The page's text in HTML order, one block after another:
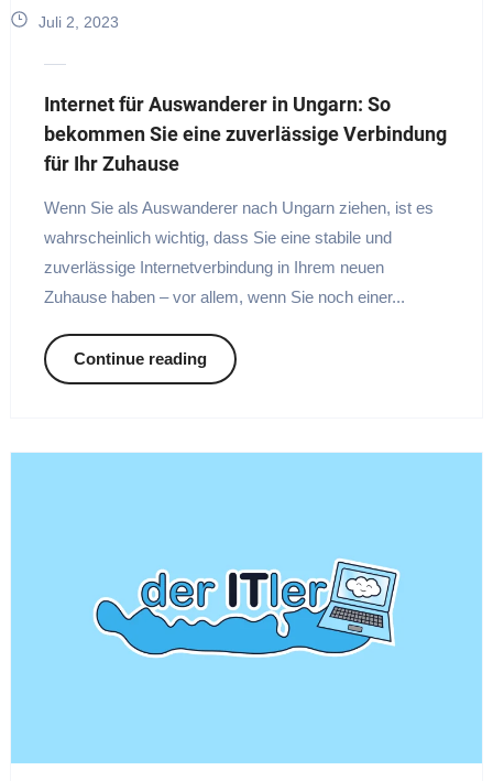
Juli 2, 2023
Internet für Auswanderer in Ungarn: So
bekommen Sie eine zuverlässige Verbindung
für Ihr Zuhause
Wenn Sie als Auswanderer nach Ungarn ziehen, ist es
wahrscheinlich wichtig, dass Sie eine stabile und
zuverlässige Internetverbindung in Ihrem neuen
Zuhause haben – vor allem, wenn Sie noch einer...
Continue reading